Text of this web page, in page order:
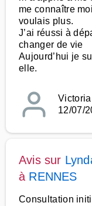
me connaître
voulais plus.
J’ai réussi à
changer de vie
Aujourd’hui je
elle.
Victoria
12/07/
Avis sur
à RENNES
Consultation